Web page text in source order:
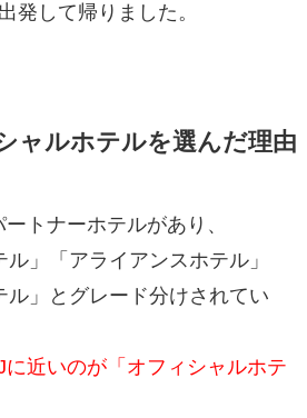
発して帰りました。
ャルホテルを選んだ理由
トナーホテルがあり、
ル」「アライアンスホテル」
ル」とグレード分けされてい
に近いのが「オフィシャルホテ